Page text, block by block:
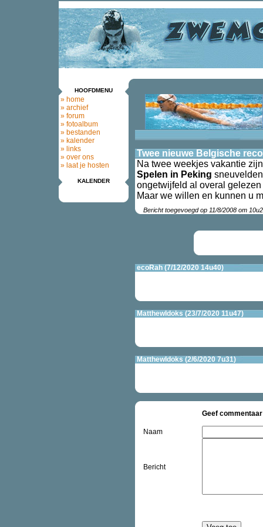
HOOFDMENU
» home
» archief
» forum
» fotoalbum
» bestanden
» kalender
» links
» over ons
» laat je hosten
KALENDER
Twee nieuwe Belgische
Na twee weekjes vakantie
Spelen in Peking
ongetwijfeld al overal
Maar we willen en kunnen u
Bericht toegevoegd op 11/8/2008 om
ecoRah (7/12/2020 14u40)
MatthewIdoks (23/7/2020 11u47)
MatthewIdoks (2/6/2020 7u31)
Geef commentaar
Naam
Bericht